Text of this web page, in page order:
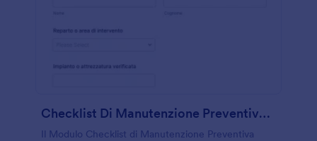
Checklist Di Manutenzione Preventiva Form
Il Modulo Checklist di Manutenzione Preventiva